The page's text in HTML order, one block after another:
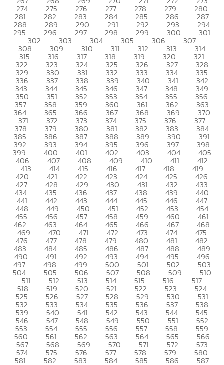
274 275 276 277 278 279 280
281 282 283 284 285 286 287
288 289 290 291 292 293 294
295 296 297 298 299 300 301
302 303 304 305 306 307
308 309 310 311 312 313 314
315 316 317 318 319 320 321
322 323 324 325 326 327 328
329 330 331 332 333 334 335
336 337 338 339 340 341 342
343 344 345 346 347 348 349
350 351 352 353 354 355 356
357 358 359 360 361 362 363
364 365 366 367 368 369 370
371 372 373 374 375 376 377
378 379 380 381 382 383 384
385 386 387 388 389 390 391
392 393 394 395 396 397 398
399 400 401 402 403 404 405
406 407 408 409 410 411 412
413 414 415 416 417 418 419
420 421 422 423 424 425 426
427 428 429 430 431 432 433
434 435 436 437 438 439 440
441 442 443 444 445 446 447
448 449 450 451 452 453 454
455 456 457 458 459 460 461
462 463 464 465 466 467 468
469 470 471 472 473 474 475
476 477 478 479 480 481 482
483 484 485 486 487 488 489
490 491 492 493 494 495 496
497 498 499 500 501 502 503
504 505 506 507 508 509 510
511 512 513 514 515 516 517
518 519 520 521 522 523 524
525 526 527 528 529 530 531
532 533 534 535 536 537 538
539 540 541 542 543 544 545
546 547 548 549 550 551 552
553 554 555 556 557 558 559
560 561 562 563 564 565 566
567 568 569 570 571 572 573
574 575 576 577 578 579 580
581 582 583 584 585 586 587